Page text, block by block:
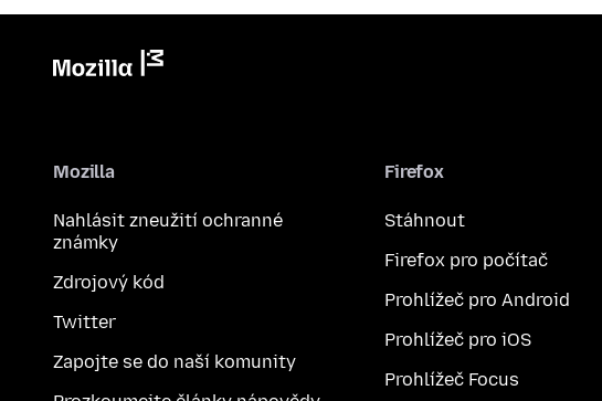
Mozilla
Nahlásit zneužití ochranné
známky
Zdrojový kód
Twitter
Zapojte se do naší komunity
Firefox
Stáhnout
Firefox pro počítač
Prohlížeč pro Android
Prohlížeč pro iOS
Prohlížeč Focus